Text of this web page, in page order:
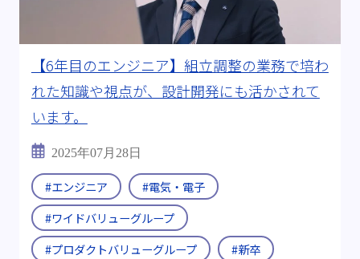
【6年目のエンジニア】組立調整の業務で培わ
れた知識や視点が、設計開発にも活かされて
います。
2025年07月28日
#エンジニア
#電気・電子
#ワイドバリューグループ
#プロダクトバリューグループ
#新卒